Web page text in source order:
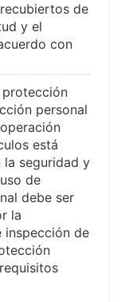
de
y el
con
personal
está
la seguridad y
de
debe ser
la
inspección de